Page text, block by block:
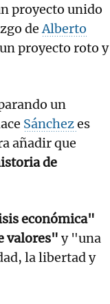
proyecto unido
deAlberto
proyecto roto y
un
Sánchezes
añadir que
de
económica"
valores" y "una
la libertad y